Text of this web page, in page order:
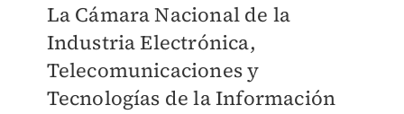
La Cámara Nacional de la
Industria Electrónica,
Telecomunicaciones y
Tecnologías de la Información